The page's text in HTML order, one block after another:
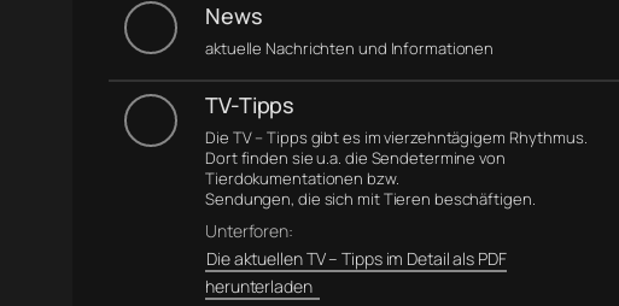
News
aktuelle Nachrichten und Informationen
TV-Tipps
Die TV – Tipps gibt es im vierzehntägigem Rhythmus.
Dort finden sie u.a. die Sendetermine von
Tierdokumentationen bzw.
Sendungen, die sich mit Tieren beschäftigen.
Unterforen:
Die aktuellen TV – Tipps im Detail als PDF
herunterladen